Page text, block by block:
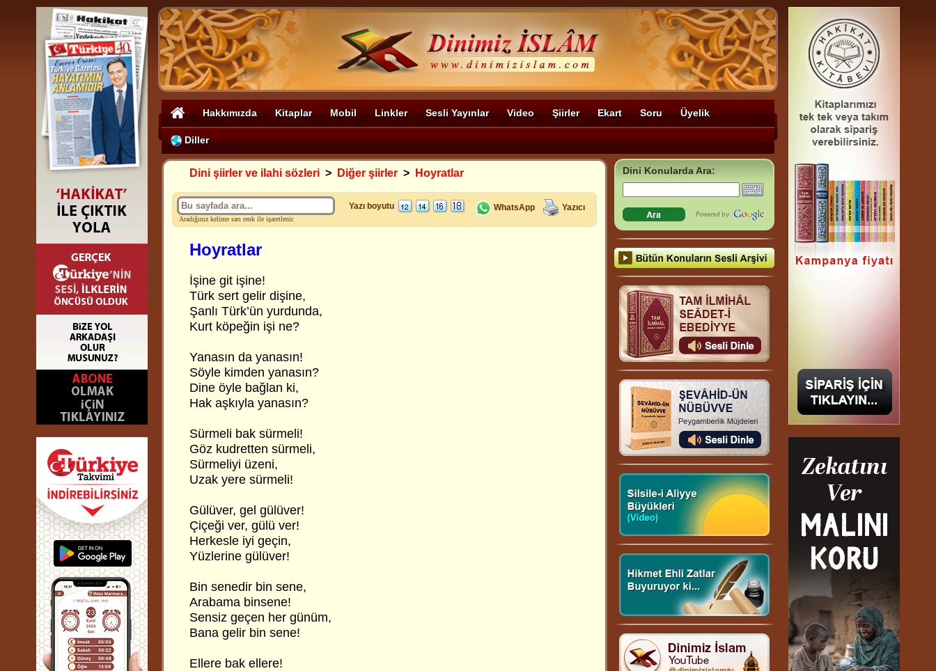
Hakkımızda Kitaplar Mobil Linkler Sesli Yayınlar Video Şiirler Ekart Soru Üyelik
Diller
Dini şiirler ve ilahi sözleri > Diğer şiirler > Hoyratlar
Aradığınız kelime sarı renk ile işaretlenir.
Yazı boyutu WhatsApp Yazıcı
Hoyratlar
İşine git işine!
Türk sert gelir dişine,
Şanlı Türk’ün yurdunda,
Kurt köpeğin işi ne?
Yanasın da yanasın!
Söyle kimden yanasın?
Dine öyle bağlan ki,
Hak aşkıyla yanasın?
Sürmeli bak sürmeli!
Göz kudretten sürmeli,
Sürmeliyi üzeni,
Uzak yere sürmeli!
Gülüver, gel gülüver!
Çiçeği ver, gülü ver!
Herkesle iyi geçin,
Yüzlerine gülüver!
Bin senedir bin sene,
Arabama binsene!
Sensiz geçen her günüm,
Bana gelir bin sene!
Ellere bak ellere!
Dini Konularda Ara: